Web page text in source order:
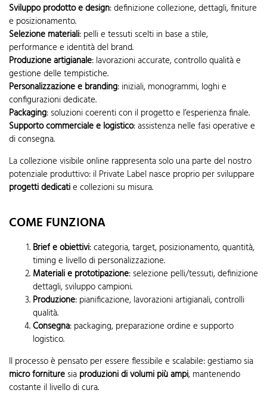
Sviluppo prodotto e design: definizione collezione, dettagli, finiture
e posizionamento.
Selezione materiali: pelli e tessuti scelti in base a stile,
performance e identità del brand.
Produzione artigianale: lavorazioni accurate, controllo qualità e
gestione delle tempistiche.
Personalizzazione e branding: iniziali, monogrammi, loghi e
configurazioni dedicate.
Packaging: soluzioni coerenti con il progetto e l’esperienza finale.
Supporto commerciale e logistico: assistenza nelle fasi operative e
di consegna.
La collezione visibile online rappresenta solo una parte del nostro
potenziale produttivo: il Private Label nasce proprio per sviluppare
progetti dedicatie collezioni su misura.
COME FUNZIONA
Brief e obiettivi: categoria, target, posizionamento, quantità,
timing e livello di personalizzazione.
Materiali e prototipazione: selezione pelli/tessuti, definizione
dettagli, sviluppo campioni.
Produzione: pianificazione, lavorazioni artigianali, controlli
qualità.
Consegna: packaging, preparazione ordine e supporto
logistico.
Il processo è pensato per essere flessibile e scalabile: gestiamo sia
micro forniture sia produzioni di volumi più ampi, mantenendo
costante il livello di cura.